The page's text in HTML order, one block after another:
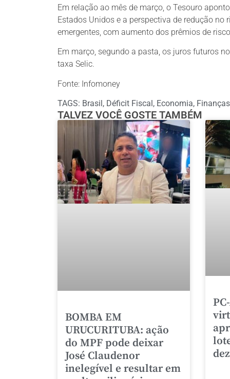
Em relação ao mês de março, o Tesouro
Estados Unidos e a perspectiva de redução
emergentes, com aumento dos prêmios de
Em março, segundo a pasta, os juros futuros
taxa Selic.
Fonte: Infomoney
TAGS: Brasil, Déficit Fiscal, Economia, Finanças
TALVEZ VOCÊ GOSTE TAMBÉM
BOMBA EM
URUCURITUBA: ação
do MPF pode deixar
José Claudenor
inelegível e resultar em